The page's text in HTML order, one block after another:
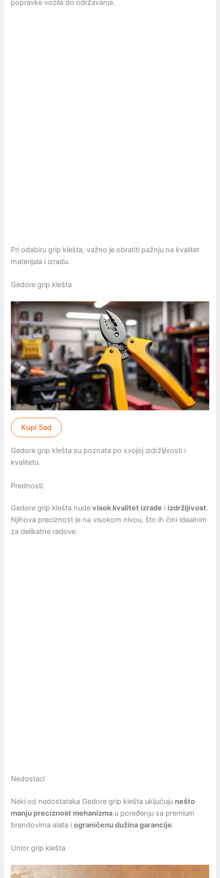
popravke vozila do održavanja.
Pri odabiru grip klešta, važno je obratiti pažnju na kvalitet
materijala i izradu.
Gedore grip klešta
Kupi Sad
Gedore grip klešta su poznata po svojoj izdržljivosti i
kvalitetu.
Prednosti
Gedore grip klešta nudevisok kvalitet izrade i izdržljivost.
Njihova preciznost je na visokom nivou, što ih čini idealnim
za delikatne radove.
Nedostaci
Neki od nedostataka Gedore grip klešta uključuju nešto
manju preciznost mehanizma u poređenju sa premium
brendovima alata iograničenu dužina garancije.
Unior grip klešta